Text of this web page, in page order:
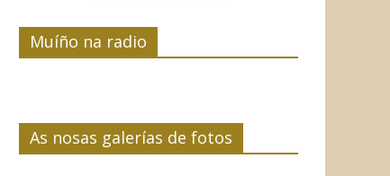
Muíño na radio
As nosas galerías de fotos